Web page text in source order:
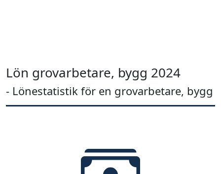
Lön grovarbetare, bygg 2024
- Lönestatistik för en grovarbetare, bygg